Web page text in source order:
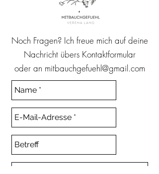
Noch Fragen? Ich freue mich auf deine
Nachricht übers Kontaktformular
oder an mitbauchgefuehl@gmail.com